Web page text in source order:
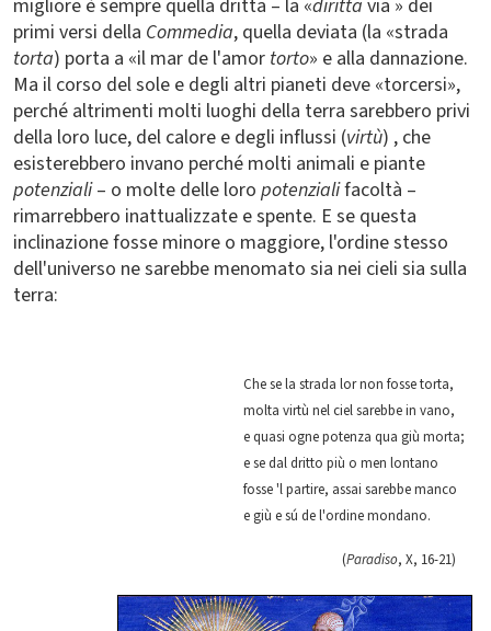
migliore è sempre quella dritta – la «diritta via » dei
primi versi della Commedia, quella deviata (la «strada
torta) porta a «il mar de l'amor torto» e alla dannazione.
Ma il corso del sole e degli altri pianeti deve «torcersi»,
perché altrimenti molti luoghi della terra sarebbero privi
della loro luce, del calore e degli influssi (virtù) , che
esisterebbero invano perché molti animali e piante
potenziali– o molte delle loro potenzialifacoltà –
rimarrebbero inattualizzate e spente. E se questa
inclinazione fosse minore o maggiore, l'ordine stesso
dell'universo ne sarebbe menomato sia nei cieli sia sulla
terra:
Che se la strada lor non fosse torta,
molta virtù nel ciel sarebbe in vano,
e quasi ogne potenza qua giù morta;
e se dal dritto più o men lontano
fosse 'l partire, assai sarebbe manco
e giù e sú de l'ordine mondano.
(Paradiso, X, 16-21)